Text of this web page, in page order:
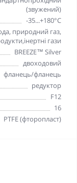
(звужений)
-35...+180°С
природний газ,
гази
BREEZE™ Silver
двоходовий
фланець/фланець
редуктор
F12
16
PTFE (фторопласт)